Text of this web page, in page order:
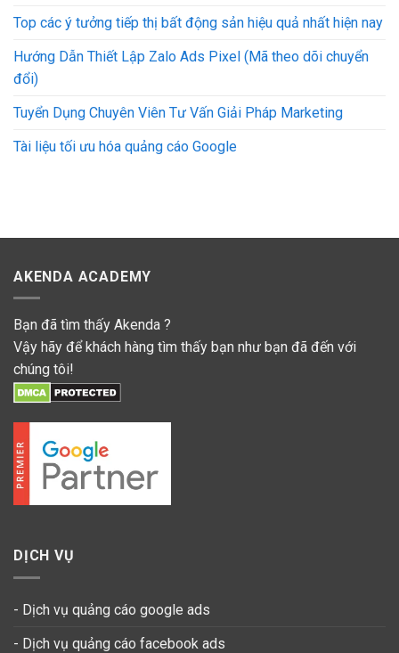
Top các ý tưởng tiếp thị bất động sản hiệu quả nhất hiện nay
Hướng Dẫn Thiết Lập Zalo Ads Pixel (Mã theo dõi chuyển
đổi)
Tuyển Dụng Chuyên Viên Tư Vấn Giải Pháp Marketing
Tài liệu tối ưu hóa quảng cáo Google
AKENDA ACADEMY
Bạn đã tìm thấy Akenda ?
Vậy hãy để khách hàng tìm thấy bạn như bạn đã đến với
chúng tôi!
DỊCH VỤ
- Dịch vụ quảng cáo google ads
- Dịch vụ quảng cáo facebook ads